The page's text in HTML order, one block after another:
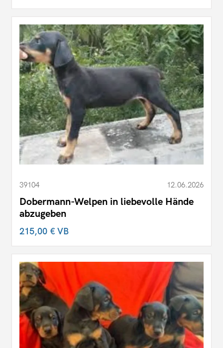
39104 12.06.2026
Dobermann-Welpen in liebevolle Hände
abzugeben
215,00 €VB